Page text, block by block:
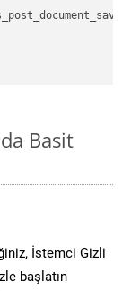
Basit
İstemci Gizli
başlatın